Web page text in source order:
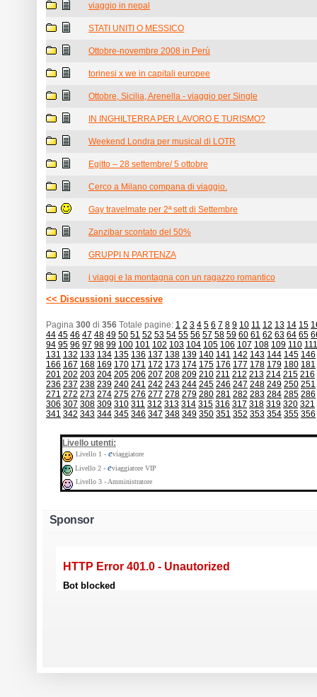
viaggio in nepal
STATI UNITI O MESSICO
Ottobre-novembre 2008 in Perù
torinesi x we in capitali europee
Ottobre, Sicilia, Arenella - viaggio per Single
IN INGHILTERRA PER LAVORO E TURISMO?
Weekend Londra per musical di LOTR
Egitto – 28 settembre/ 5 ottobre
Cerco a Milano compana di viaggio.
Gay travelmate per 2ª sett di Settembre
Zanzibar scontato del 50%
GRUPPI N PARTENZA
i viaggi e la montagna con un ragazzo romantico
<< Discussioni successive
Pagina 300 di 356 Totale pagine: 1 2 3 4 5 6 7 8 9 10 11 12 13 14 15
44 45 46 47 48 49 50 51 52 53 54 55 56 57 58 59 60 61 62 63 64 65
94 95 96 97 98 99 100 101 102 103 104 105 106 107 108 109 110 111
131 132 133 134 135 136 137 138 139 140 141 142 143 144 145 146
166 167 168 169 170 171 172 173 174 175 176 177 178 179 180 181
201 202 203 204 205 206 207 208 209 210 211 212 213 214 215 216
236 237 238 239 240 241 242 243 244 245 246 247 248 249 250 251
271 272 273 274 275 276 277 278 279 280 281 282 283 284 285 286
306 307 308 309 310 311 312 313 314 315 316 317 318 319 320 321
341 342 343 344 345 346 347 348 349 350 351 352 353 354 355 356
Livello utenti:
Livello 1 - eviaggiatore
Livello 2 - eviaggiatore VIP
Livello 3 - Amministratore
Sponsor